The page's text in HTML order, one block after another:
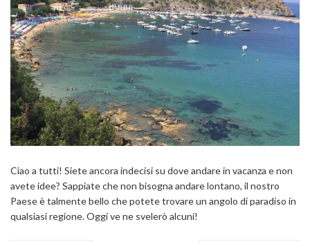
Ciao a tutti! Siete ancora indecisi su dove andare in vacanza e non
avete idee? Sappiate che non bisogna andare lontano, il nostro
Paese è talmente bello che potete trovare un angolo di paradiso in
qualsiasi regione. Oggi ve ne svelerò alcuni!